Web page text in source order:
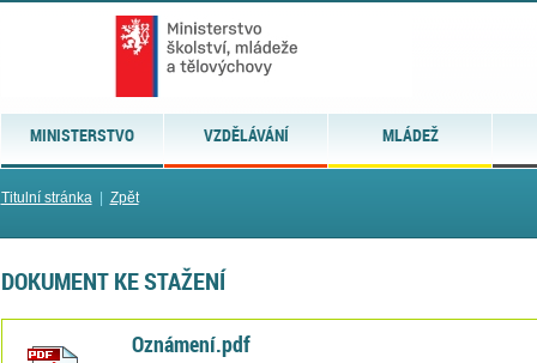
MINISTERSTVO VZDĚLÁVÁNÍ MLÁDEŽ
Titulní stránka| Zpět
DOKUMENT KE STAŽENÍ
Oznámení.pdf